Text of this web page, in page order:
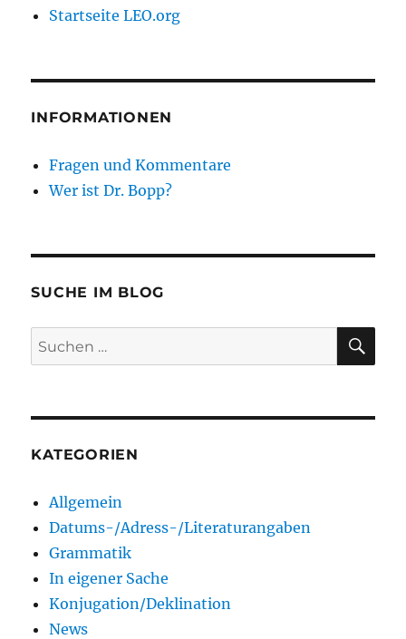
Startseite LEO.org
INFORMATIONEN
Fragen und Kommentare
Wer ist Dr. Bopp?
SUCHE IM BLOG
Suchen
nach:
KATEGORIEN
Allgemein
Datums-/Adress-/Literaturangaben
Grammatik
In eigener Sache
Konjugation/Deklination
News